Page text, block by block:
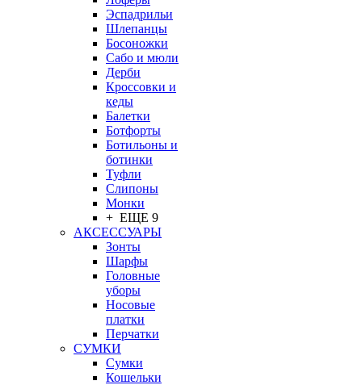
Эспадрильи
Шлепанцы
Босоножки
Сабо и мюли
Дерби
Кроссовки и
кеды
Балетки
Ботфорты
Ботильоны и
ботинки
Туфли
Слипоны
Монки
+ ЕЩЕ 9
АКСЕССУАРЫ
Зонты
Шарфы
Головные
уборы
Носовые
платки
Перчатки
СУМКИ
Сумки
Кошельки